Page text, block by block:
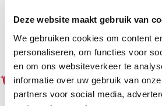
Deze website maakt gebruik van
We gebruiken cookies om content
personaliseren, om functies voor
en om ons websiteverkeer te
informatie over uw gebruik van
partners voor social media,
€0,00
Bruto per
Log in
Grundfos